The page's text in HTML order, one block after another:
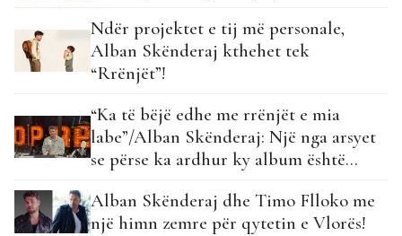
Ndër projektet e tij më personale,
Alban Skënderaj kthehet tek
“Rrënjët”!
“Ka të bëjë edhe me rrënjët e mia
labe”/Alban Skënderaj: Një nga arsyet
se përse ka ardhur ky album është…
Alban Skënderaj dhe Timo Flloko me
një himn zemre për qytetin e Vlorës!